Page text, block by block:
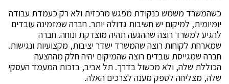
כשהמשרד משמש כנקודת מפגש מרכזית ולא רק כעמדת עבודה
יומיומית, למיקום יש חשיבות גדולה יותר. חברה שמזמינה עובדים
להגיע למשרד רוצה שההגעה תהיה מוצדקת ונוחה. חברה
שמארחת לקוחות רוצה שהמשרד ישדר יציבות, מקצועיות ונגישות.
חברה שמגייסת עובדים רוצה שהמיקום יהיה חלק מההצעה
הכוללת שלה, ולא מכשול בדרך. תל אביב, בזכות המעמד העסקי
שלה, מצליחה לספק מענה לצרכים האלה.